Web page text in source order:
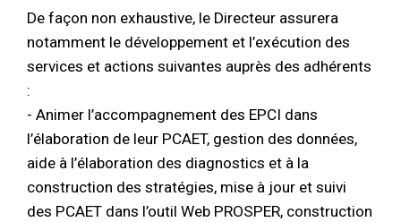
De façon non exhaustive, le Directeur assurera
notamment le développement et l’exécution des
services et actions suivantes auprès des adhérents
:
- Animer l’accompagnement des EPCI dans
l’élaboration de leur PCAET, gestion des données,
aide à l’élaboration des diagnostics et à la
construction des stratégies, mise à jour et suivi
des PCAET dans l’outil Web PROSPER, construction